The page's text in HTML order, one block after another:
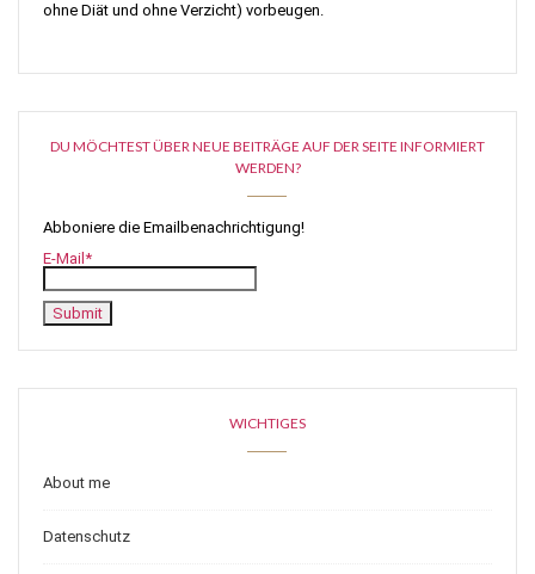
ohne Diät und ohne Verzicht) vorbeugen.
DU MÖCHTEST ÜBER NEUE BEITRÄGE AUF DER SEITE INFORMIERT
WERDEN?
Abboniere die Emailbenachrichtigung!
E-Mail*
WICHTIGES
About me
Datenschutz